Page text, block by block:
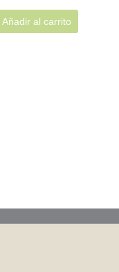
Añadir al carrito